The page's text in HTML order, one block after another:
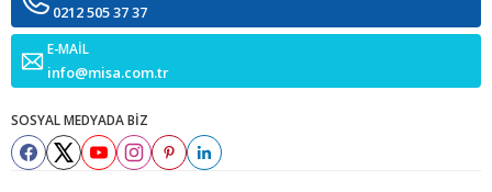
0212 505 37 37
E-MAİL
info@misa.com.tr
SOSYAL MEDYADA BİZ